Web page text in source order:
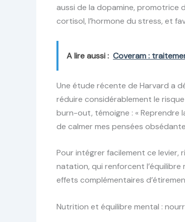
aussi de la dopamine, promotrice
cortisol, l’hormone du stress, et
A lire aussi : Coveram :
Une étude récente de Harvard a
réduire considérablement le
burn-out, témoigne : « Reprendre
de calmer mes pensées
Pour intégrer facilement ce levier,
natation, qui renforcent
effets complémentaires
Nutrition et équilibre mental :